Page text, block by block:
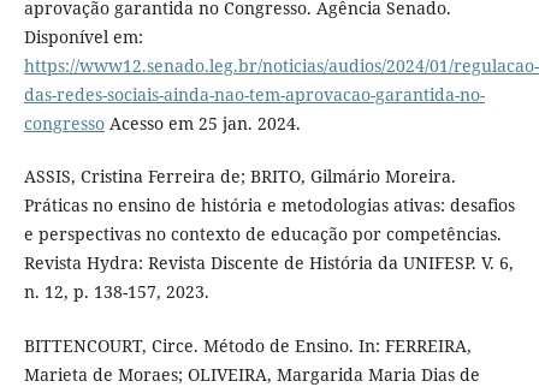
aprovação garantida no Congresso. Agência Senado.
Disponível em:
https://www12.senado.leg.br/noticias/audios/2024/01/regulacao-
das-redes-sociais-ainda-nao-tem-aprovacao-garantida-no-
congressoAcesso em 25 jan. 2024.
ASSIS, Cristina Ferreira de; BRITO, Gilmário Moreira.
Práticas no ensino de história e metodologias ativas: desafios
e perspectivas no contexto de educação por competências.
Revista Hydra: Revista Discente de História da UNIFESP. V. 6,
n. 12, p. 138-157, 2023.
BITTENCOURT, Circe. Método de Ensino. In: FERREIRA,
Marieta de Moraes; OLIVEIRA, Margarida Maria Dias de